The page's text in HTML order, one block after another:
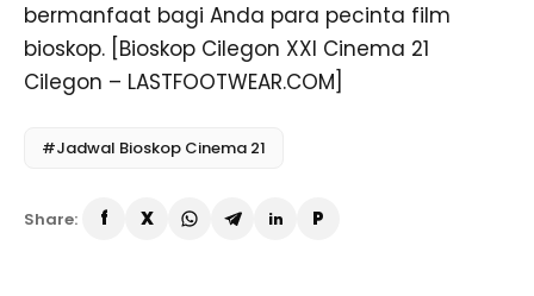
bermanfaat bagi Anda para pecinta film
bioskop. [Bioskop Cilegon XXI Cinema 21
Cilegon – LASTFOOTWEAR.COM]
#Jadwal Bioskop Cinema 21
Share: